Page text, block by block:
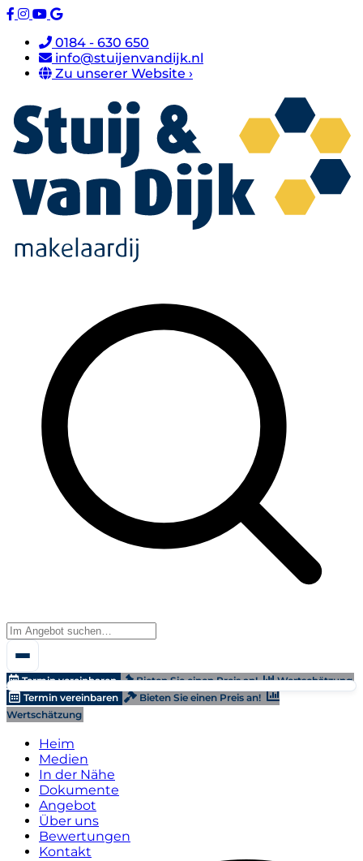
0184 - 630 650
info@stuijenvandijk.nl
Zu unserer Website ›
Termin vereinbaren Bieten Sie einen Preis an!
Wertschätzung
Termin vereinbaren
Bieten Sie einen Preis an!
Wertschätzung
Heim
Medien
In der Nähe
Dokumente
Angebot
Über uns
Bewertungen
Kontakt